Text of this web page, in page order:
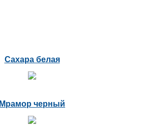
Сахара белая
Мрамор черный